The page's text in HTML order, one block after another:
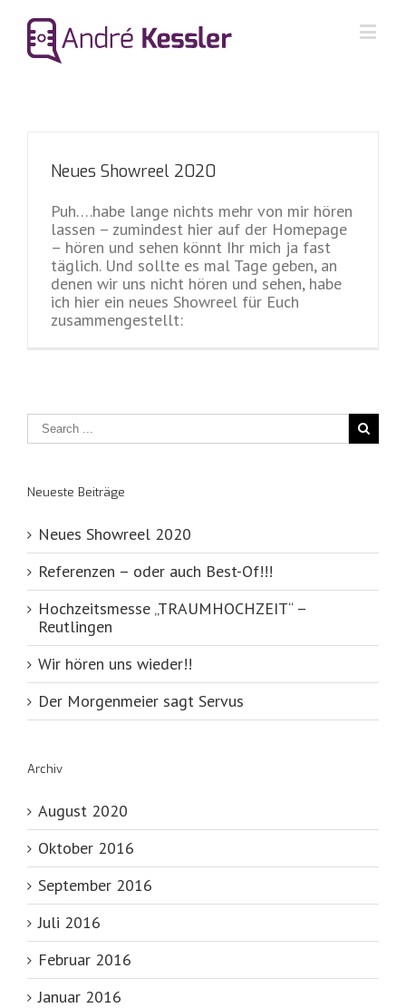
Neues Showreel 2020
Puh….habe lange nichts mehr von mir hören
lassen – zumindest hier auf der Homepage
– hören und sehen könnt Ihr mich ja fast
täglich. Und sollte es mal Tage geben, an
denen wir uns nicht hören und sehen, habe
ich hier ein neues Showreel für Euch
zusammengestellt:
Neueste Beiträge
Neues Showreel 2020
Referenzen – oder auch Best-Of!!!
Hochzeitsmesse „TRAUMHOCHZEIT“ –
Reutlingen
Wir hören uns wieder!!
Der Morgenmeier sagt Servus
Archiv
August 2020
Oktober 2016
September 2016
Juli 2016
Februar 2016
Januar 2016